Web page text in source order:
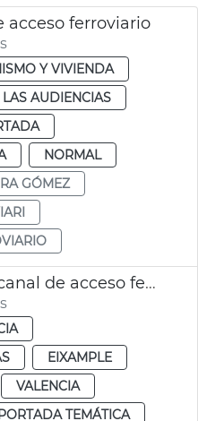
acceso ferroviario
Y VIVIENDA
AUDIENCIAS
NORMAL
GÓMEZ
Adjudicación obras canal de acceso ferroviario
EIXAMPLE
VALENCIA
TEMÁTICA